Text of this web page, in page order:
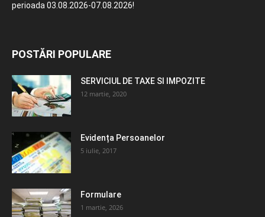
perioada 03.08.2026-07.08.2026!
POSTĂRI POPULARE
SERVICIUL DE TAXE SI IMPOZITE
12 martie, 2020
Evidența Persoanelor
5 iulie, 2017
Formulare
1 martie, 2026